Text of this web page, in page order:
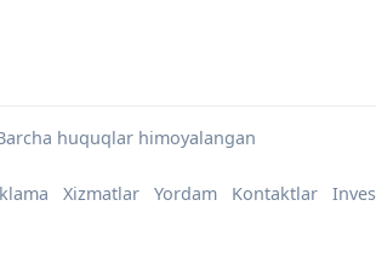
huquqlar himoyalangan
Xizmatlar Yordam Kontaktlar